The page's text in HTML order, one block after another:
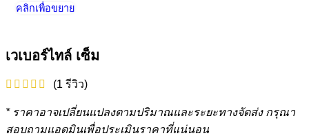
คลิกเพื่อขยาย
เวเบอร์ไทล์ เซ็ม
(1 รีวิว)
* ราคาอาจเปลี่ยนแปลงตามปริมาณและระยะทางจัดส่ง กรุณา
สอบถามแอดมินเพื่อประเมินราคาที่แน่นอน